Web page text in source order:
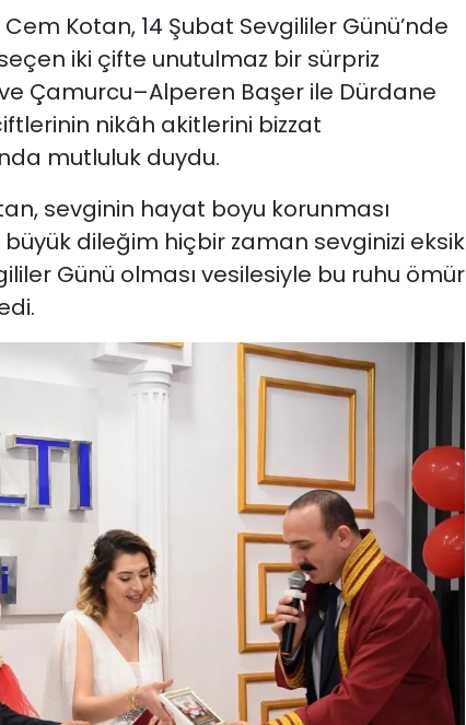
Kotan, 14 Şubat Sevgililer Günü’nde
iki çifte unutulmaz bir sürpriz
Çamurcu–Alperen Başer ile Dürdane
nikâh akitlerini bizzat
mutluluk duydu.
sevginin hayat boyu korunması
dileğim hiçbir zaman sevginizi eksik
Günü olması vesilesiyle bu ruhu ömür